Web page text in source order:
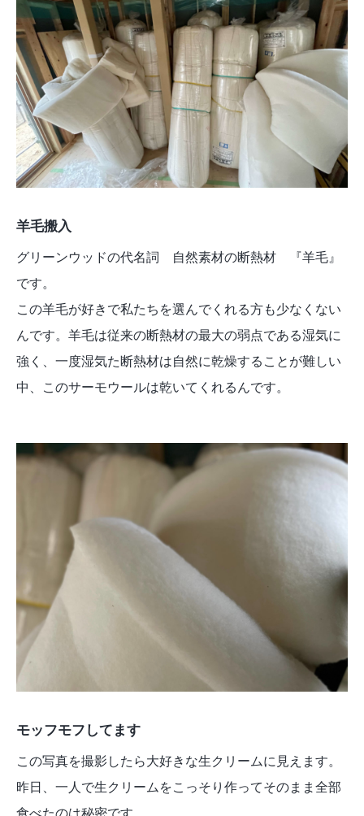
羊毛搬入
グリーンウッドの代名詞 自然素材の断熱材 『羊毛』
です。
この羊毛が好きで私たちを選んでくれる方も少なくない
んです。羊毛は従来の断熱材の最大の弱点である湿気に
強く、一度湿気た断熱材は自然に乾燥することが難しい
中、このサーモウールは乾いてくれるんです。
モッフモフしてます
この写真を撮影したら大好きな生クリームに見えます。
昨日、一人で生クリームをこっそり作ってそのまま全部